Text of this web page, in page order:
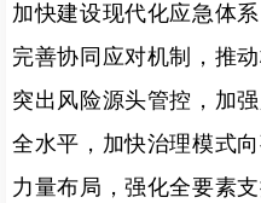
加快建设现代化应急体
完善协同应对机制，推
突出风险源头管控，加
全水平，加快治理模式
力量布局，强化全要素